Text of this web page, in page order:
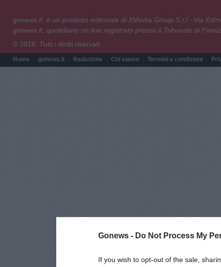
Gonews - Do Not Process My
If you wish to opt-out of the sale,
gonews.it è un prodotto editoriale di XMedia Group S.r.l - Via
gonews.it, quotidiano on line registrato presso il Tribunale di
© 2016. Tutti i diritti riservati.
Home gonews.it Redazione Chi siamo Termini e condizioni